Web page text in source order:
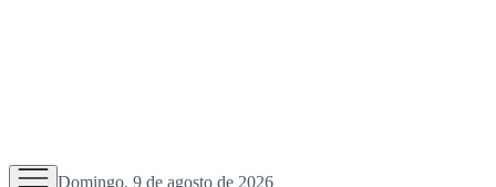
Domingo, 9 de agosto de 2026